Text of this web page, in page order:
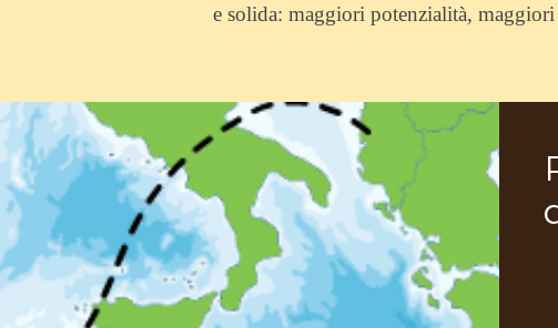
e solida: maggiori potenzialità,